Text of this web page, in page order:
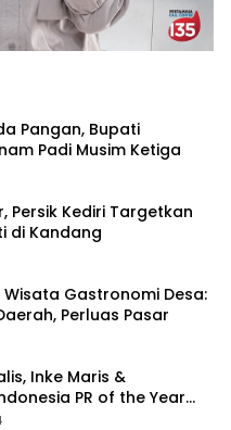
Pangan, Bupati
Padi Musim Ketiga
Persik Kediri Targetkan
di Kandang
Wisata Gastronomi Desa:
Perluas Pasar
Inke Maris &
PR of the Year